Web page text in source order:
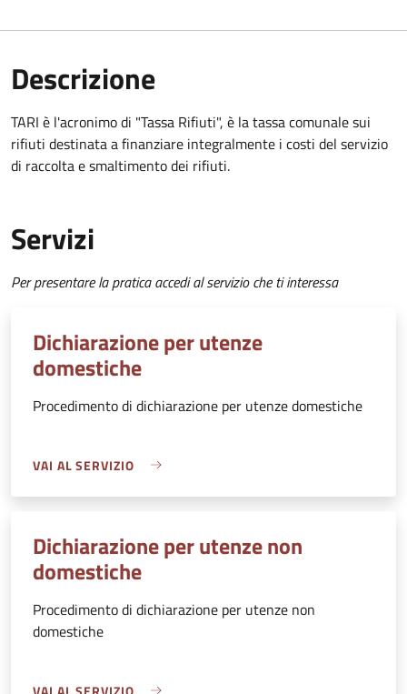
Descrizione
TARI è l'acronimo di "Tassa Rifiuti", è la tassa comunale sui
rifiuti destinata a finanziare integralmente i costi del servizio
di raccolta e smaltimento dei rifiuti.
Servizi
Per presentare la pratica accedi al servizio che ti interessa
Dichiarazione per utenze
domestiche
Procedimento di dichiarazione per utenze domestiche
VAI AL SERVIZIO
Dichiarazione per utenze non
domestiche
Procedimento di dichiarazione per utenze non
domestiche